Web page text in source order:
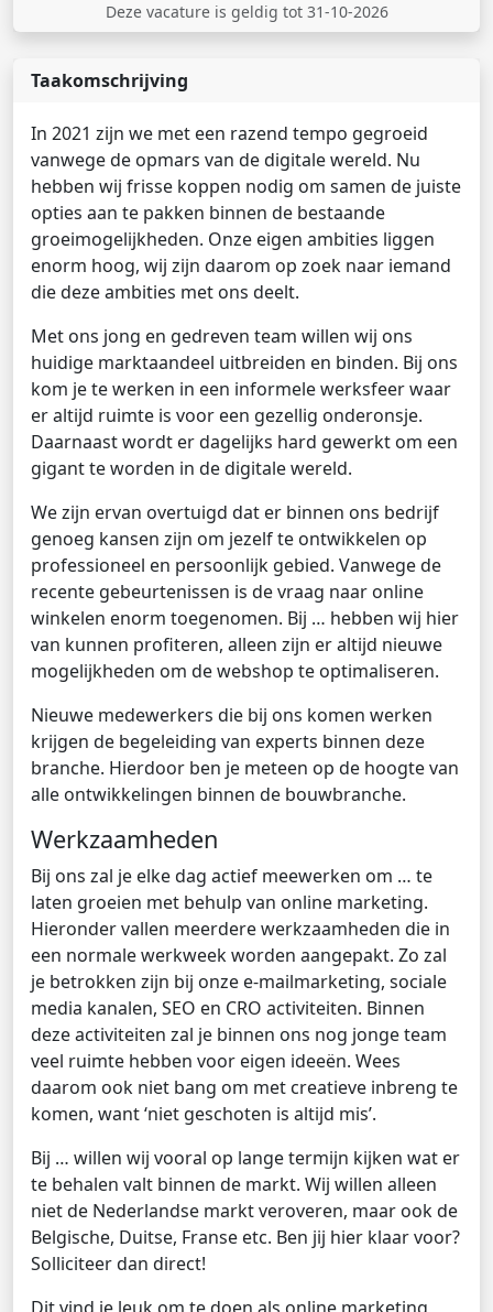
Deze vacature is geldig tot 31-10-2026
Taakomschrijving
In 2021 zijn we met een razend tempo gegroeid
vanwege de opmars van de digitale wereld. Nu
hebben wij frisse koppen nodig om samen de juiste
opties aan te pakken binnen de bestaande
groeimogelijkheden. Onze eigen ambities liggen
enorm hoog, wij zijn daarom op zoek naar iemand
die deze ambities met ons deelt.
Met ons jong en gedreven team willen wij ons
huidige marktaandeel uitbreiden en binden. Bij ons
kom je te werken in een informele werksfeer waar
er altijd ruimte is voor een gezellig onderonsje.
Daarnaast wordt er dagelijks hard gewerkt om een
gigant te worden in de digitale wereld.
We zijn ervan overtuigd dat er binnen ons bedrijf
genoeg kansen zijn om jezelf te ontwikkelen op
professioneel en persoonlijk gebied. Vanwege de
recente gebeurtenissen is de vraag naar online
winkelen enorm toegenomen. Bij … hebben wij hier
van kunnen profiteren, alleen zijn er altijd nieuwe
mogelijkheden om de webshop te optimaliseren.
Nieuwe medewerkers die bij ons komen werken
krijgen de begeleiding van experts binnen deze
branche. Hierdoor ben je meteen op de hoogte van
alle ontwikkelingen binnen de bouwbranche.
Werkzaamheden
Bij ons zal je elke dag actief meewerken om … te
laten groeien met behulp van online marketing.
Hieronder vallen meerdere werkzaamheden die in
een normale werkweek worden aangepakt. Zo zal
je betrokken zijn bij onze e-mailmarketing, sociale
media kanalen, SEO en CRO activiteiten. Binnen
deze activiteiten zal je binnen ons nog jonge team
veel ruimte hebben voor eigen ideeën. Wees
daarom ook niet bang om met creatieve inbreng te
komen, want ‘niet geschoten is altijd mis’.
Bij … willen wij vooral op lange termijn kijken wat er
te behalen valt binnen de markt. Wij willen alleen
niet de Nederlandse markt veroveren, maar ook de
Belgische, Duitse, Franse etc. Ben jij hier klaar voor?
Solliciteer dan direct!